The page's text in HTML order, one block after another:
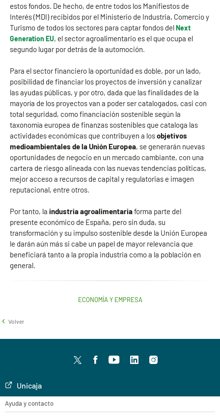
estos fondos. De hecho, de entre todos los Manifiestos de
Interés (MDI) recibidos por el Ministerio de Industria, Comercio y
Turismo de todos los sectores para captar fondos delNext
Generation EU, el sector agroalimentario es el que ocupa el
segundo lugar por detrás de la automoción.
Para el sector financiero la oportunidad es doble, por un lado,
posibilidad de financiar los proyectos de inversión y canalizar
las ayudas públicas, y por otro, dada que las finalidades de la
mayoría de los proyectos van a poder ser catalogados, casi con
total seguridad, como financiación sostenible según la
taxonomía europea de finanzas sostenibles que cataloga las
actividades económicas que contribuyen a losobjetivos
medioambientales de la Unión Europea, se generarán nuevas
oportunidades de negocio en un mercado cambiante, con una
cartera de riesgo alineada con las nuevas tendencias políticas,
mejor acceso a recursos de capital y regulatorias e imagen
reputacional, entre otros.
Por tanto, la industria agroalimentariaforma parte del
presente económico de España, pero sin duda, su
transformación y su impulso sostenible desde la Unión Europea
le darán aún más si cabe un papel de mayor relevancia que
beneficiará tanto a la propia industria como a la población en
general.
ECONOMÍA Y EMPRESA
Volver
TwitterfacebookyoutubeLinkedInInstagram
Unicaja
Ayuda y contacto